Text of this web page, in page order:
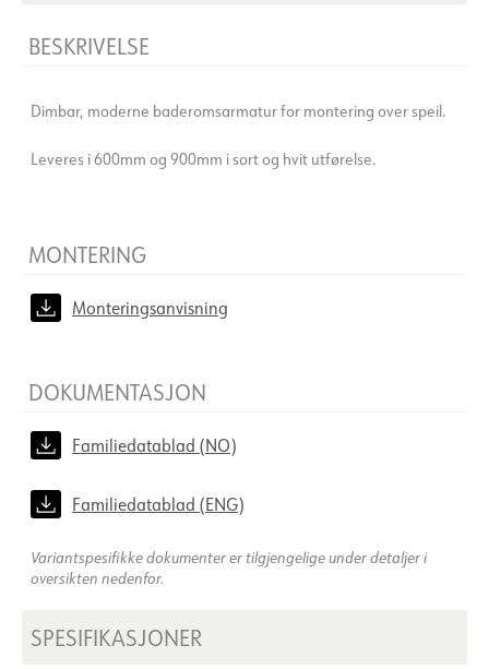
BESKRIVELSE
Dimbar, moderne baderomsarmatur for montering over speil.
Leveres i 600mm og 900mm i sort og hvit utførelse.
MONTERING
Monteringsanvisning
DOKUMENTASJON
Familiedatablad (NO)
Familiedatablad (ENG)
Variantspesifikke dokumenter er tilgjengelige under detaljer i
oversikten nedenfor.
SPESIFIKASJONER